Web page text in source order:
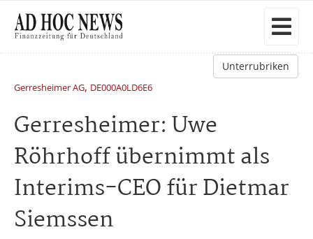
Unterrubriken
Gerresheimer AG, DE000A0LD6E6
Gerresheimer: Uwe
Röhrhoff übernimmt als
Interims-CEO für Dietmar
Siemssen